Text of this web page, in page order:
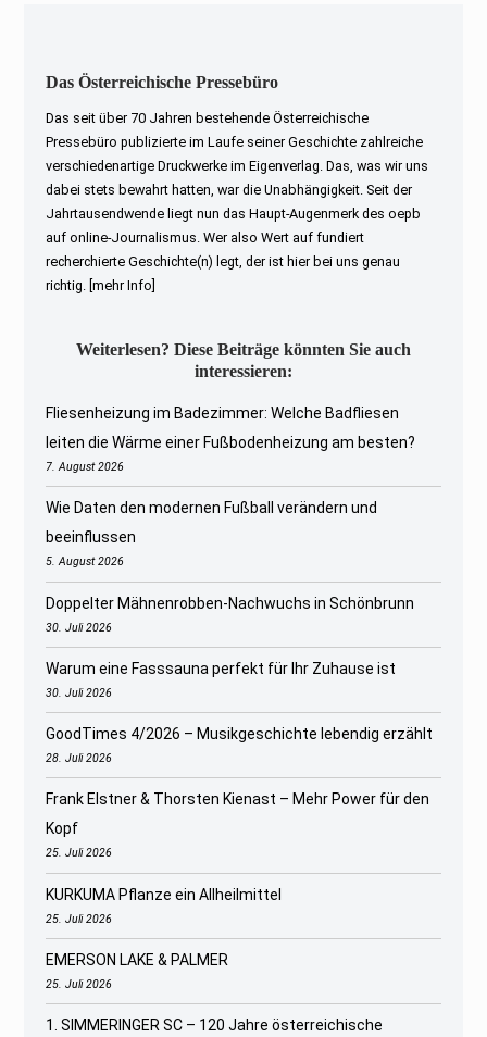
Das Österreichische Pressebüro
Das seit über 70 Jahren bestehende Österreichische
Pressebüro publizierte im Laufe seiner Geschichte zahlreiche
verschiedenartige Druckwerke im Eigenverlag. Das, was wir uns
dabei stets bewahrt hatten, war die Unabhängigkeit. Seit der
Jahrtausendwende liegt nun das Haupt-Augenmerk des oepb
auf online-Journalismus. Wer also Wert auf fundiert
recherchierte Geschichte(n) legt, der ist hier bei uns genau
richtig.
[mehr Info]
Weiterlesen? Diese Beiträge könnten Sie auch
interessieren:
Fliesenheizung im Badezimmer: Welche Badfliesen
leiten die Wärme einer Fußbodenheizung am besten?
7. August 2026
Wie Daten den modernen Fußball verändern und
beeinflussen
5. August 2026
Doppelter Mähnenrobben-Nachwuchs in Schönbrunn
30. Juli 2026
Warum eine Fasssauna perfekt für Ihr Zuhause ist
30. Juli 2026
GoodTimes 4/2026 – Musikgeschichte lebendig erzählt
28. Juli 2026
Frank Elstner & Thorsten Kienast – Mehr Power für den
Kopf
25. Juli 2026
KURKUMA Pflanze ein Allheilmittel
25. Juli 2026
EMERSON LAKE & PALMER
25. Juli 2026
1. SIMMERINGER SC – 120 Jahre österreichische